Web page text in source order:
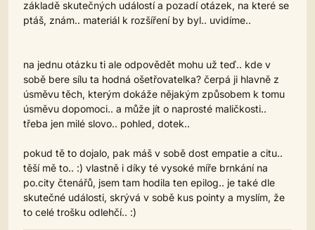
základě skutečných událostí a pozadí otázek, na které se
ptáš, znám.. materiál k rozšíření by byl.. uvidíme..
na jednu otázku ti ale odpovědět mohu už teď.. kde v
sobě bere sílu ta hodná ošetřovatelka? čerpá ji hlavně z
úsměvu těch, kterým dokáže nějakým způsobem k tomu
úsměvu dopomoci.. a může jít o naprosté maličkosti..
třeba jen milé slovo.. pohled, dotek..
pokud tě to dojalo, pak máš v sobě dost empatie a citu..
těší mě to.. :) vlastně i díky té vysoké míře brnkání na
po.city čtenářů, jsem tam hodila ten epilog.. je také dle
skutečné události, skrývá v sobě kus pointy a myslím, že
to celé trošku odlehčí.. :)